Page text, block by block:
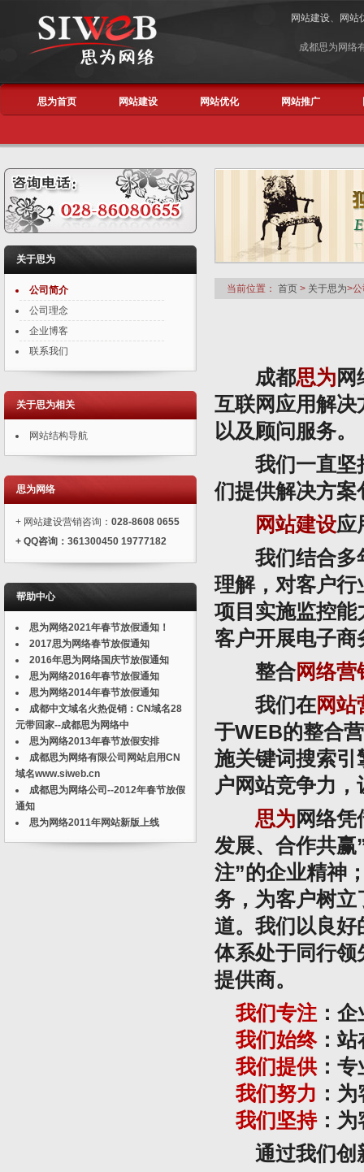
网站建设、 网站
成都思为网络
思为首页 网站建设 网站优化 网站推广
关于思为
公司简介
公司理念
企业博客
联系我们
关于思为相关
网站结构导航
思为网络
+ 网站建设营销咨询： 028-8608 0655
+ QQ咨询： 361300450 19777182
帮助中心
思为网络2021年春节放假通知！
2017思为网络春节放假通知
2016年思为网络国庆节放假通知
思为网络2016年春节放假通知
思为网络2014年春节放假通知
成都中文域名火热促销：CN域名28
元带回家--成都思为网络中
思为网络2013年春节放假安排
成都思为网络有限公司网站启用CN
域名www.siweb.cn
成都思为网络公司--2012年春节放假
通知
思为网络2011年网站新版上线
当前位置： 首页 > 关于思为>
成都思为
互联网应用解决
以及顾问服务。
我们一直坚
们提供解决方案
网站建设应
我们结合多年
理解，对客户行
项目实施监控能
客户开展电子商
整合网络营
我们在网站
于WEB的整合
施关键词搜索引
户网站竞争力
思为 网络
发展、合作共赢
注”的企业精神
务，为客户树立
道。我们以良好
体系处于同行领
提供商。
我们专注 ：
我们始终：站
我们提供：专
我们努力 ：
我们坚持：为
通过我们创新